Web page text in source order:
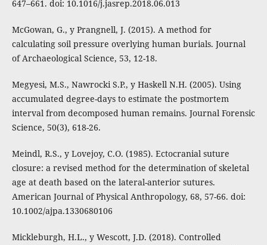
647–661. doi: 10.1016/j.jasrep.2018.06.013
McGowan, G., y Prangnell, J. (2015). A method for
calculating soil pressure overlying human burials. Journal
of Archaeological Science, 53, 12-18.
Megyesi, M.S., Nawrocki S.P., y Haskell N.H. (2005). Using
accumulated degree-days to estimate the postmortem
interval from decomposed human remains. Journal Forensic
Science, 50(3), 618-26.
Meindl, R.S., y Lovejoy, C.O. (1985). Ectocranial suture
closure: a revised method for the determination of skeletal
age at death based on the lateral-anterior sutures.
American Journal of Physical Anthropology, 68, 57-66. doi:
10.1002/ajpa.1330680106
Mickleburgh, H.L., y Wescott, J.D. (2018). Controlled